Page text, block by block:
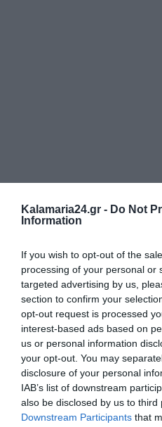
Kalamaria24.gr - Do Not
Information
If you wish to opt-out of the
processing of your personal or
targeted advertising by us,
section to confirm your
opt-out request is processed
interest-based ads based on
us or personal information
your opt-out. You may
disclosure of your personal
IAB’s list of downstream
also be disclosed by us to third
Downstream Participants that